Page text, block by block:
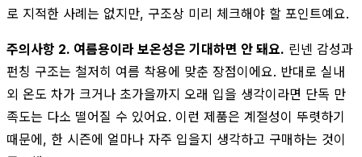
로 지적한 사례는 없지만, 구조상 미리 체크해야 할 포인트예요.
주의사항 2. 여름용이라 보온성은 기대하면 안 돼요. 린넨 감성과
펀칭 구조는 철저히 여름 착용에 맞춘 장점이에요. 반대로 실내
외 온도 차가 크거나 초가을까지 오래 입을 생각이라면 단독 만
족도는 다소 떨어질 수 있어요. 이런 제품은 계절성이 뚜렷하기
때문에, 한 시즌에 얼마나 자주 입을지 생각하고 구매하는 것이